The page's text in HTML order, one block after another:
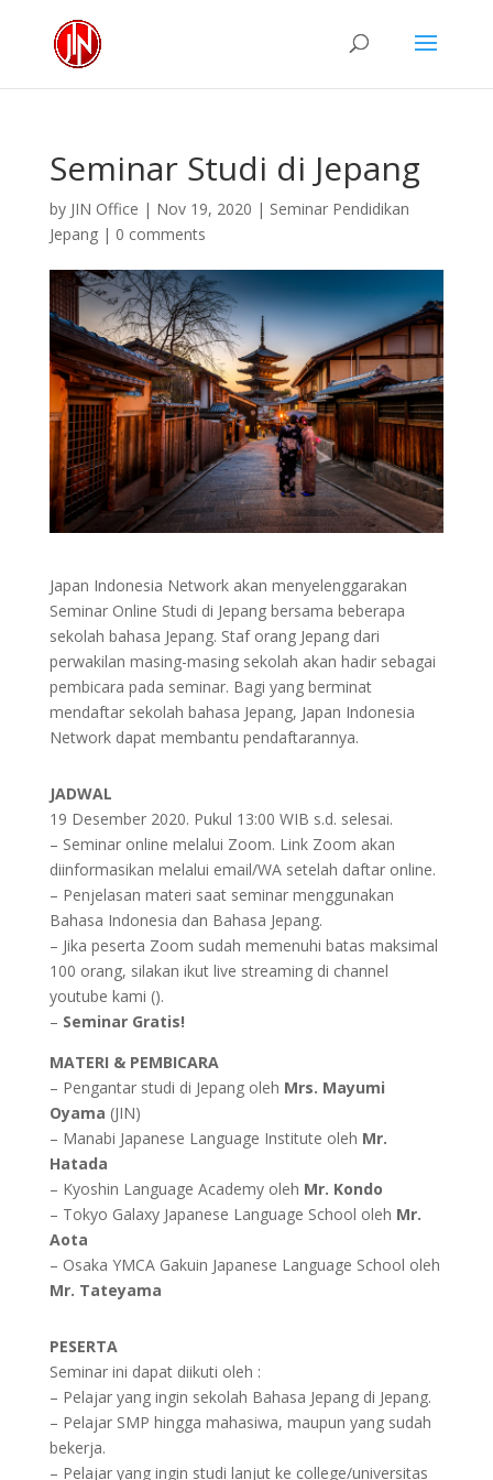
Seminar Studi di Jepang
by JIN Office | Nov 19, 2020 | Seminar Pendidikan
Jepang| 0 comments
Japan Indonesia Network akan menyelenggarakan
Seminar Online Studi di Jepang bersama beberapa
sekolah bahasa Jepang. Staf orang Jepang dari
perwakilan masing-masing sekolah akan hadir sebagai
pembicara pada seminar. Bagi yang berminat
mendaftar sekolah bahasa Jepang, Japan Indonesia
Network dapat membantu pendaftarannya.
JADWAL
19 Desember 2020. Pukul 13:00 WIB s.d. selesai.
– Seminar online melalui Zoom. Link Zoom akan
diinformasikan melalui email/WA setelah daftar online.
– Penjelasan materi saat seminar menggunakan
Bahasa Indonesia dan Bahasa Jepang.
– Jika peserta Zoom sudah memenuhi batas maksimal
100 orang, silakan ikut live streaming di channel
youtube kami ().
– Seminar Gratis!
MATERI & PEMBICARA
– Pengantar studi di Jepang oleh Mrs. Mayumi
Oyama (JIN)
– Manabi Japanese Language Institute oleh Mr.
Hatada
– Kyoshin Language Academy oleh Mr. Kondo
– Tokyo Galaxy Japanese Language School oleh Mr.
Aota
– Osaka YMCA Gakuin Japanese Language School oleh
Mr. Tateyama
PESERTA
Seminar ini dapat diikuti oleh :
– Pelajar yang ingin sekolah Bahasa Jepang di Jepang.
– Pelajar SMP hingga mahasiwa, maupun yang sudah
bekerja.
– Pelajar yang ingin studi lanjut ke college/universitas